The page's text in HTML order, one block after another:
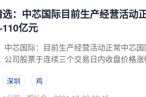
：中芯国际目前生产经营活动
亿元
中芯国际：目前生产经营活动正常中芯
公司股票于连续三个交易日内收盘价格
深圳
鸡